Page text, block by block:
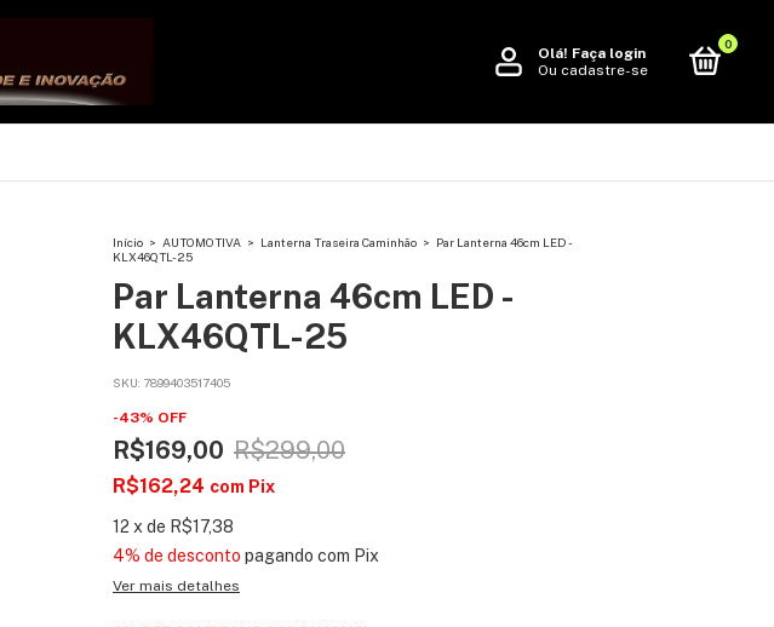
Olá! Faça login
Ou cadastre-se
0
Início > AUTOMOTIVA > Lanterna Traseira Caminhão > Par Lanterna 46cm LED -
KLX46QTL-25
Par Lanterna 46cm LED -
KLX46QTL-25
SKU: 7899403517405
-43% OFF
R$169,00 R$299,00
R$162,24 com Pix
12 x de R$17,38
4% de desconto pagando com Pix
Ver mais detalhes